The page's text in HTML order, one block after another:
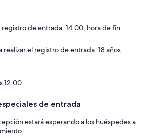
registro de entrada: 14:00; hora de fin:
realizar el registro de entrada: 18 años
12:00
de entrada
estará esperando a los huéspedes a